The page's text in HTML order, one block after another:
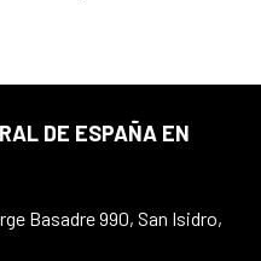
DE ESPAÑA EN
Basadre 990, San Isidro,